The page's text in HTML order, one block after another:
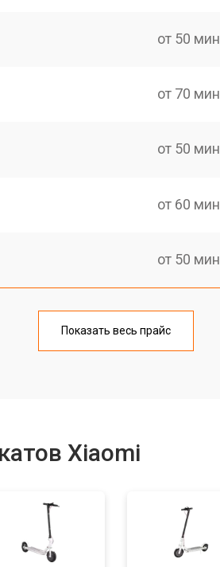
от 50 мин
от 70 мин
от 50 мин
от 60 мин
от 50 мин
от 60 мин
от 50 мин
Показать весь прайс
Xiaomi